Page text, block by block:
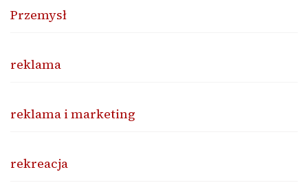
Przemysł
reklama
reklama i marketing
rekreacja